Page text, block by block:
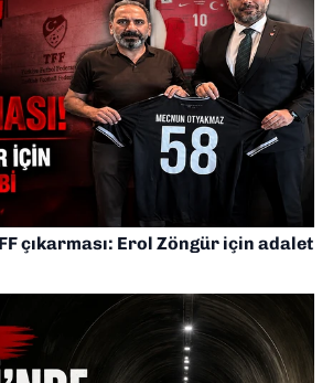
çıkarması: Erol Zöngür için adalet